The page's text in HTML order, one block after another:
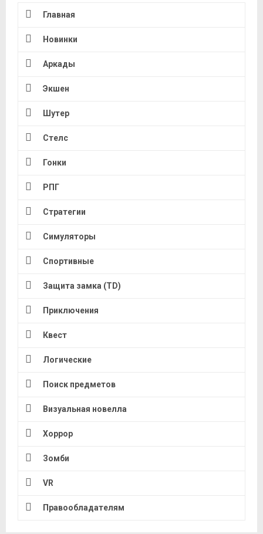
Главная
Новинки
Аркады
Экшен
Шутер
Стелс
Гонки
РПГ
Стратегии
Симуляторы
Спортивные
Защита замка (TD)
Приключения
Квест
Логические
Поиск предметов
Визуальная новелла
Хоррор
Зомби
VR
Правообладателям